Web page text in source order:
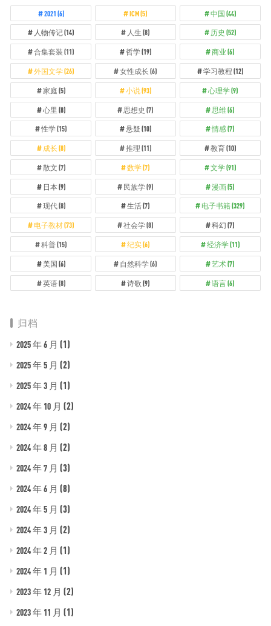
2021 (6) ICM(5) 中国 (44)
人物传记(14) 人生 (8) 历史 (52)
合集套装 (11) 哲学(19) 商业 (6)
外国文学(26) 女性成长 (6) 学习教程 (12)
家庭 (5) 小说 (93) 心理学(9)
心里 (8) 思想史 (7) 思维(6)
性学(15) 悬疑 (10) 情感(7)
成长 (8) 推理 (11) 教育(10)
散文 (7) 数学(7) 文学(91)
日本 (9) 民族学(9) 漫画(5)
现代(8) 生活(7) 电子书籍(329)
电子教材(73) 社会学(8) 科幻 (7)
科普(15) 纪实(6) 经济学(11)
美国 (6) 自然科学(6) 艺术(7)
英语(8) 诗歌 (9) 语言(6)
归档
2025 年 6 月 (1)
2025 年 5 月 (2)
2025 年 3 月 (1)
2024 年 10 月 (2)
2024 年 9 月 (2)
2024 年 8 月 (2)
2024 年 7 月 (3)
2024 年 6 月 (8)
2024 年 5 月 (3)
2024 年 3 月 (2)
2024 年 2 月 (1)
2024 年 1 月 (1)
2023 年 12 月 (2)
2023 年 11 月 (1)